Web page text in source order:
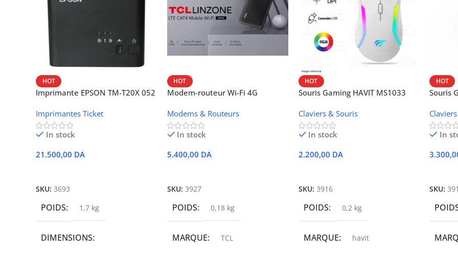
HOT
Imprimante EPSON TM-T20X 052
Imprimantes Ticket
In stock
21.500,00 DA
SKU: 3693
POIDS 1,7 kg
DIMENSIONS
HOT
Modem-routeur Wi-Fi 4G
Modems & Routeurs
In stock
5.400,00 DA
SKU: 3927
POIDS 0,18 kg
MARQUE TCL
HOT
Souris Gaming HAVIT MS1033
Claviers & Souris
In stock
2.200,00 DA
SKU: 3916
POIDS 0,2 kg
MARQUE havit
HOT
Souris
In
SKU: